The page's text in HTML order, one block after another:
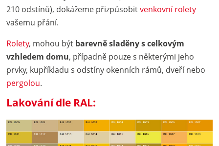
210 odstínů), dokážeme přizpůsobitvenkovní rolety
vašemu přání.
Rolety, mohou být barevně sladěny s celkovým
vzhledem domu, případně pouze s některými jeho
prvky, kupříkladu s odstíny okenních rámů, dveří nebo
pergolou.
Lakování dle RAL: